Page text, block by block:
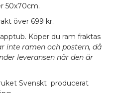
50x70cm.
över 699 kr.
Köper du ram fraktas
inte ramen och postern, då
leveransen när den är
Svenskt producerat